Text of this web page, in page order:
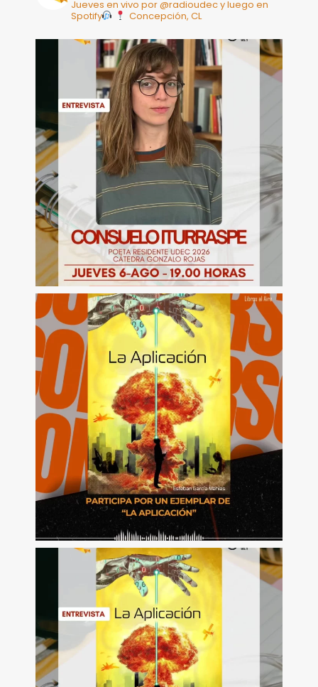
Jueves en vivo por @radioudec y luego en
Spotify
Concepción, CL